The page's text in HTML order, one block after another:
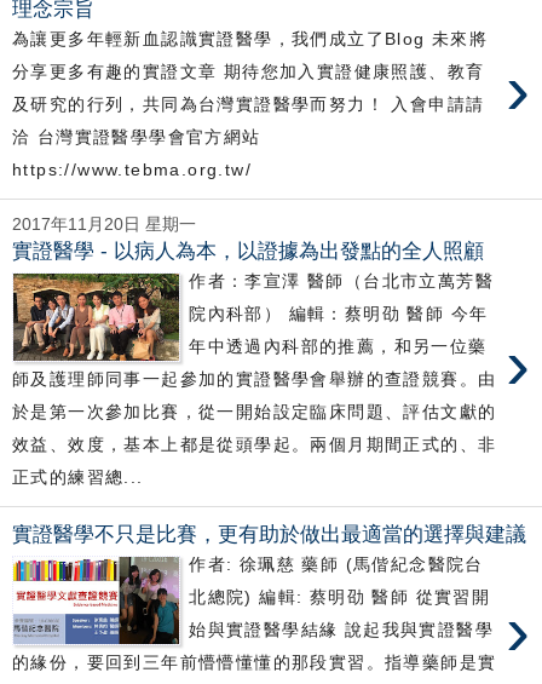
理念宗旨
›
為讓更多年輕新血認識實證醫學，我們成立了Blog 未來將
分享更多有趣的實證文章 期待您加入實證健康照護、教育
及研究的行列，共同為台灣實證醫學而努力！ 入會申請請
洽 台灣實證醫學學會官方網站
https://www.tebma.org.tw/
2017年11月20日 星期一
實證醫學 - 以病人為本，以證據為出發點的全人照顧
›
作者：李宣澤 醫師（台北市立萬芳醫
院內科部） 編輯：蔡明劭 醫師 今年
年中透過內科部的推薦，和另一位藥
師及護理師同事一起參加的實證醫學會舉辦的查證競賽。由
於是第一次參加比賽，從一開始設定臨床問題、評估文獻的
效益、效度，基本上都是從頭學起。兩個月期間正式的、非
正式的練習總...
實證醫學不只是比賽，更有助於做出最適當的選擇與建議
›
作者: 徐珮慈 藥師 (馬偕紀念醫院台
北總院) 編輯: 蔡明劭 醫師 從實習開
始與實證醫學結緣 說起我與實證醫學
的緣份，要回到三年前懵懵懂懂的那段實習。指導藥師是實